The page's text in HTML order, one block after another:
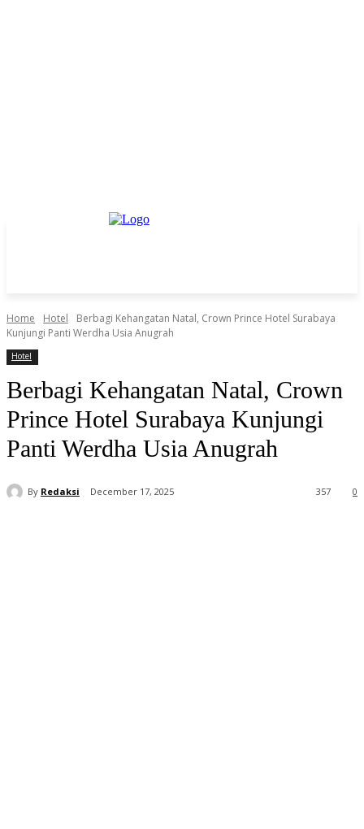
Home Hotel
Berbagi Kehangatan Natal, Crown Prince Hotel Surabaya
Kunjungi Panti Werdha Usia Anugrah
Hotel
Berbagi Kehangatan Natal, Crown
Prince Hotel Surabaya Kunjungi
Panti Werdha Usia Anugrah
By Redaksi December 17, 2025 0
357